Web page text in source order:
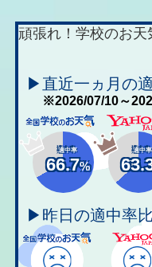
頑張れ！学校のお天
▶直近一ヵ月の
※2026/07/10～
適中率
66.7%
適中率
▶昨日の適中率